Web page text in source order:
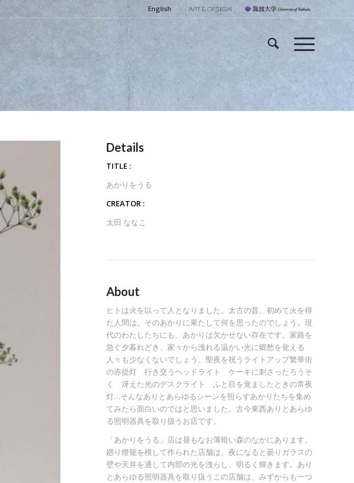
English
Details
TITLE :
あかりをうる
CREATOR :
太田 ななこ
About
ヒトは火を以って人となりました。太古の昔、初めて火を得
た人間は、そのあかりに果たして何を思ったのでしょう。現
代のわたしたちにも、あかりは欠かせない存在です。家路を
急ぐ夕暮れどき、家々から洩れる温かい光に郷愁を覚える
人々も少なくないでしょう。聖夜を祝うライトアップ繁華街
の赤提灯 行き交うヘッドライト ケーキに刺さったろうそ
く 冴えた光のデスクライト ふと目を覚ましたときの常夜
灯…そんなありとあらゆるシーンを照らすあかりたちを集め
てみたら面白いのではと思いました。古今東西ありとあらゆ
る照明器具を取り扱うお店です。
「あかりをうる」店は昼もなお薄暗い森のなかにあります。
廻り燈籠を模して作られた店舗は、夜になると曇りガラスの
壁や天井を通して内部の光を洩らし、明るく輝きます。あり
とあらゆる照明器具を取り扱うこの店舗は、みずからも一つ